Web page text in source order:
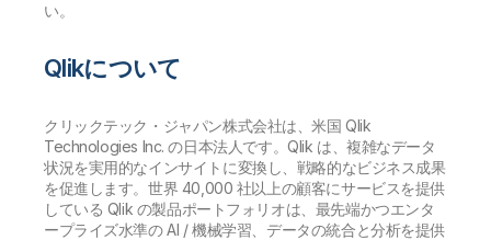
い。
Qlikについて
クリックテック・ジャパン株式会社は、米国 Qlik
Technologies Inc. の日本法人です。Qlik は、複雑なデータ
状況を実用的なインサイトに変換し、戦略的なビジネス成果
を促進します。世界 40,000 社以上の顧客にサービスを提供
している Qlik の製品ポートフォリオは、最先端かつエンタ
ープライズ水準の AI / 機械学習、データの統合と分析を提供